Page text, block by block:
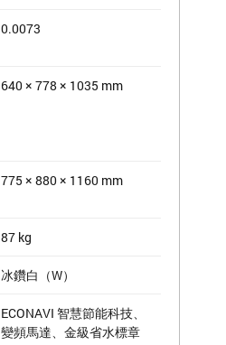
0.0073
640 × 778 × 1035 mm
775 × 880 × 1160 mm
87 kg
冰鑽白（W）
ECONAVI 智慧節能科技、
變頻馬達、金級省水標章